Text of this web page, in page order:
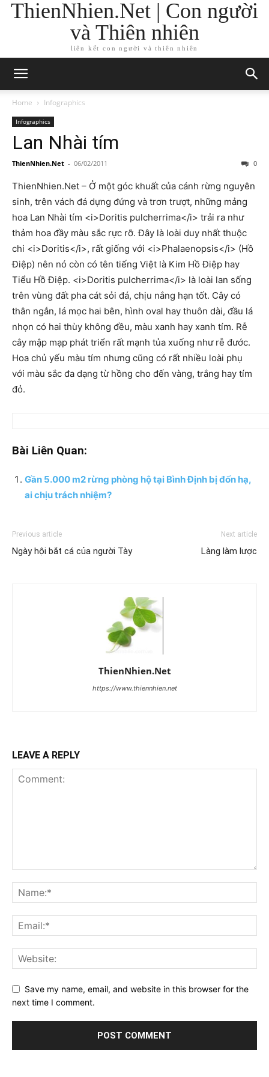
ThienNhien.Net | Con người
và Thiên nhiên
liên kết con người và thiên nhiên
Home Infographics
Infographics
Lan Nhài tím
ThienNhien.Net - 06/02/2011 0
ThienNhien.Net – Ở một góc khuất của cánh rừng nguyên
sinh, trên vách đá dựng đứng và trơn trượt, những mảng
hoa Lan Nhài tím <i>Doritis pulcherrima</i> trải ra như
thảm hoa đầy màu sắc rực rỡ. Đây là loài duy nhất thuộc
chi <i>Doritis</i>, rất giống với <i>Phalaenopsis</i> (Hồ
Điệp) nên nó còn có tên tiếng Việt là Kim Hồ Điệp hay
Tiểu Hồ Điệp. <i>Doritis pulcherrima</i> là loài lan sống
trên vùng đất pha cát sỏi đá, chịu nắng hạn tốt. Cây có
thân ngắn, lá mọc hai bên, hình oval hay thuôn dài, đầu lá
nhọn có hai thùy không đều, màu xanh hay xanh tím. Rễ
cây mập mạp phát triển rất mạnh tủa xuống như rễ đước.
Hoa chủ yếu màu tím nhưng cũng có rất nhiều loài phụ
với màu sắc đa dạng từ hồng cho đến vàng, trắng hay tím
đỏ.
Bài Liên Quan:
Gần 5.000 m2 rừng phòng hộ tại Bình Định bị đốn hạ,
ai chịu trách nhiệm?
Previous article
Ngày hội bắt cá của người Tày
Next article
Làng làm lược
ThienNhien.Net
https://www.thiennhien.net
LEAVE A REPLY
Save my name, email, and website in this browser for the
next time I comment.